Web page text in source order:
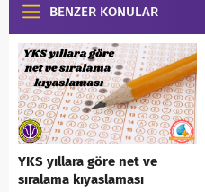
BENZER KONULAR
YKS yıllara göre net ve
sıralama kıyaslaması